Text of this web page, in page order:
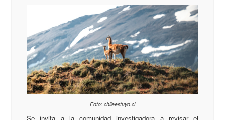
Foto: chileestuyo.cl